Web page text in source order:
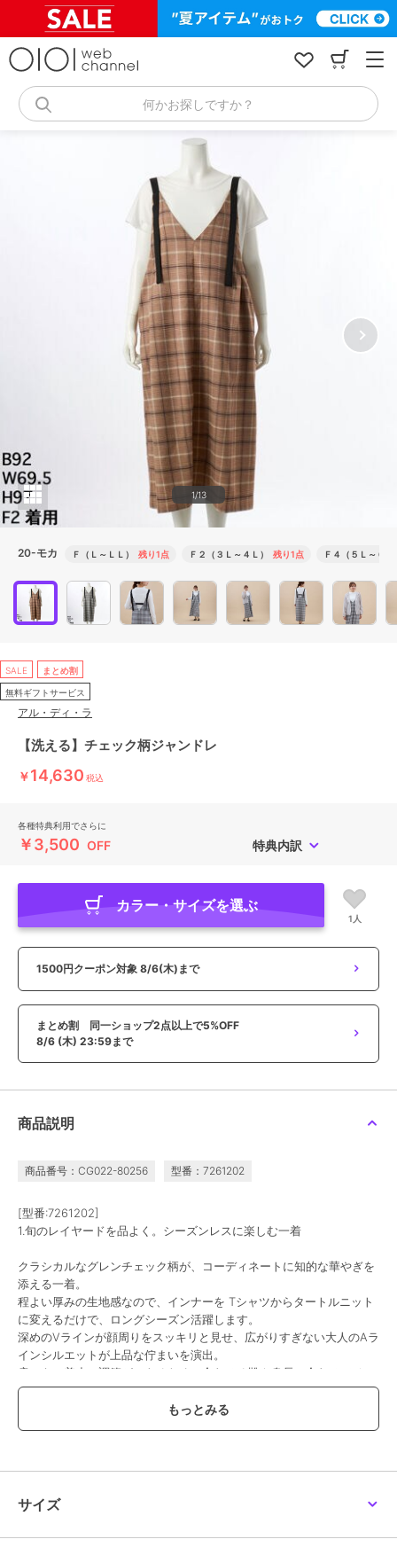
何かお探しですか？
1/13
20-モカ Ｆ（Ｌ～ＬＬ） 残り1点 Ｆ２（３Ｌ～４Ｌ） 残り1点 Ｆ４（５Ｌ～６Ｌ
SALE まとめ割
無料ギフトサービス
アル・ディ・ラ
【洗える】チェック柄ジャンドレ
￥14,630 税込
各種特典利用でさらに
￥3,500 OFF 特典内訳
カラー・サイズを選ぶ
1人
1500円クーポン対象 8/6(木)まで
まとめ割 同一ショップ2点以上で5%OFF
8/6 (木) 23:59まで
商品説明
商品番号：CG022-80256 型番：7261202
[型番:7261202]
1.旬のレイヤードを品よく。シーズンレスに楽しむ一着
クラシカルなグレンチェック柄が、コーディネートに知的な華やぎを
添える一着。
程よい厚みの生地感なので、インナーを Tシャツからタートルニット
に変えるだけで、ロングシーズン活躍します。
深めのVラインが顔周りをスッキリと見せ、広がりすぎない大人のAラ
インシルエットが上品な佇まいを演出。
肩ひもで着丈の調節ができるため、合わせる靴や身長に合わせてベス
トなバランスで着用いただけます。
2. 「スッキリ見え」を叶える万能ジャンスカ
計算されたVラインとAラインの組み合わせが、気になるボディライン
を拾わずにスタイルアップを叶えてくれます。
サイズ